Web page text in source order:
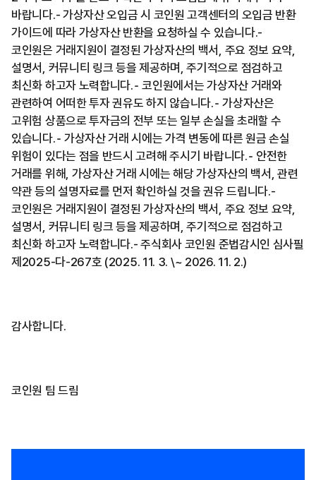
바랍니다.- 가상자산 오입금 시 코인원 고객센터의 오입금 반환
가이드에 따라 가상자산 반환을 요청하실 수 있습니다.-
코인원은 거래지원이 결정된 가상자산의 백서, 주요 정보 요약,
설명서, 커뮤니티 링크 등을 제공하며, 주기적으로 점검하고
최신화 하고자 노력합니다.⁃ 코인원에서는 가상자산 거래와
관련하여 어떠한 투자 권유도 하지 않습니다.⁃ 가상자산은
고위험 상품으로 투자금의 전부 또는 일부 손실을 초래할 수
있습니다.⁃ 가상자산 거래 시에는 가격 변동에 따른 원금 손실
위험이 있다는 점을 반드시 고려해 주시기 바랍니다.⁃ 안전한
거래를 위해, 가상자산 거래 시에는 해당 가상자산의 백서, 관련
약관 등의 설명자료를 먼저 확인하실 것을 권유 드립니다.-
코인원은 거래지원이 결정된 가상자산의 백서, 주요 정보 요약,
설명서, 커뮤니티 링크 등을 제공하며, 주기적으로 점검하고
최신화 하고자 노력합니다.- 주식회사 코인원 준법감시인 심사필
제2025-다-267호 (2025. 11. 3. \~ 2026. 11. 2.)
감사합니다.
코인원 팀 드림